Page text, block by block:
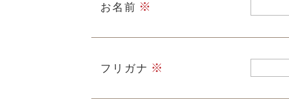
お名前
フリガナ